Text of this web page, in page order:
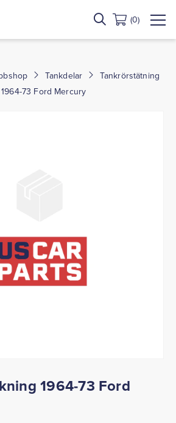
(0)
Tankdelar
Tankrörstätning
73 Ford Mercury
1964-73 Ford